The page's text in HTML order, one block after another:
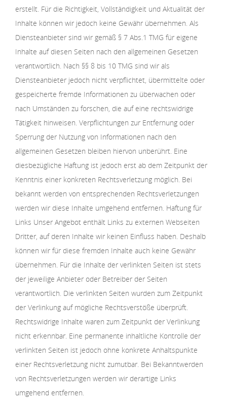
erstellt. Für die Richtigkeit, Vollständigkeit und Aktualität der
Inhalte können wir jedoch keine Gewähr übernehmen. Als
Diensteanbieter sind wir gemäß § 7 Abs.1 TMG für eigene
Inhalte auf diesen Seiten nach den allgemeinen Gesetzen
verantwortlich. Nach §§ 8 bis 10 TMG sind wir als
Diensteanbieter jedoch nicht verpflichtet, übermittelte oder
gespeicherte fremde Informationen zu überwachen oder
nach Umständen zu forschen, die auf eine rechtswidrige
Tätigkeit hinweisen. Verpflichtungen zur Entfernung oder
Sperrung der Nutzung von Informationen nach den
allgemeinen Gesetzen bleiben hiervon unberührt. Eine
diesbezügliche Haftung ist jedoch erst ab dem Zeitpunkt der
Kenntnis einer konkreten Rechtsverletzung möglich. Bei
bekannt werden von entsprechenden Rechtsverletzungen
werden wir diese Inhalte umgehend entfernen. Haftung für
Links Unser Angebot enthält Links zu externen Webseiten
Dritter, auf deren Inhalte wir keinen Einfluss haben. Deshalb
können wir für diese fremden Inhalte auch keine Gewähr
übernehmen. Für die Inhalte der verlinkten Seiten ist stets
der jeweilige Anbieter oder Betreiber der Seiten
verantwortlich. Die verlinkten Seiten wurden zum Zeitpunkt
der Verlinkung auf mögliche Rechtsverstöße überprüft.
Rechtswidrige Inhalte waren zum Zeitpunkt der Verlinkung
nicht erkennbar. Eine permanente inhaltliche Kontrolle der
verlinkten Seiten ist jedoch ohne konkrete Anhaltspunkte
einer Rechtsverletzung nicht zumutbar. Bei Bekanntwerden
von Rechtsverletzungen werden wir derartige Links
umgehend entfernen.